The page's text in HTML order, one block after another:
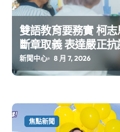
雙語教育要務實 柯
斷章取義 表達嚴正抗
新聞中心 8 月 7, 2026
焦點新聞